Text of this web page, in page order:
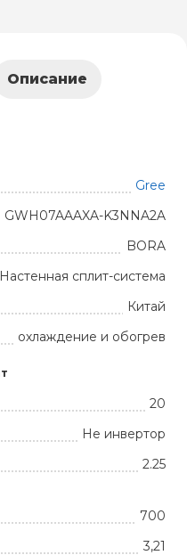
Описание
Gree
GWH07AAAXA-K3NNA2A
BORA
Настенная сплит-система
Китай
охлаждение и обогрев
20
Не инвертор
2.25
700
3,21